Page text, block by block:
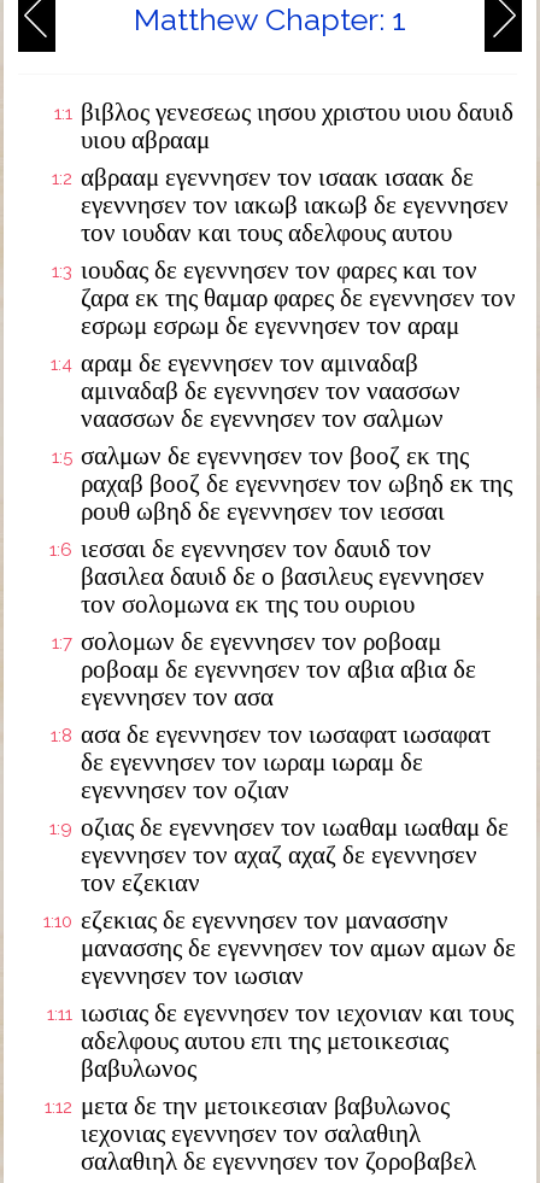
Matthew Chapter: 1
1:1 βιβλος γενεσεως ιησου χριστου υιου δαυιδ
υιου αβρααμ
1:2 αβρααμ εγεννησεν τον ισαακ ισαακ δε
εγεννησεν τον ιακωβ ιακωβ δε εγεννησεν
τον ιουδαν και τους αδελφους αυτου
1:3 ιουδας δε εγεννησεν τον φαρες και τον
ζαρα εκ της θαμαρ φαρες δε εγεννησεν τον
εσρωμ εσρωμ δε εγεννησεν τον αραμ
1:4 αραμ δε εγεννησεν τον αμιναδαβ
αμιναδαβ δε εγεννησεν τον ναασσων
ναασσων δε εγεννησεν τον σαλμων
1:5 σαλμων δε εγεννησεν τον βοοζ εκ της
ραχαβ βοοζ δε εγεννησεν τον ωβηδ εκ της
ρουθ ωβηδ δε εγεννησεν τον ιεσσαι
1:6 ιεσσαι δε εγεννησεν τον δαυιδ τον
βασιλεα δαυιδ δε ο βασιλευς εγεννησεν
τον σολομωνα εκ της του ουριου
1:7 σολομων δε εγεννησεν τον ροβοαμ
ροβοαμ δε εγεννησεν τον αβια αβια δε
εγεννησεν τον ασα
1:8 ασα δε εγεννησεν τον ιωσαφατ ιωσαφατ
δε εγεννησεν τον ιωραμ ιωραμ δε
εγεννησεν τον οζιαν
1:9 οζιας δε εγεννησεν τον ιωαθαμ ιωαθαμ δε
εγεννησεν τον αχαζ αχαζ δε εγεννησεν
τον εζεκιαν
1:10 εζεκιας δε εγεννησεν τον μανασσην
μανασσης δε εγεννησεν τον αμων αμων δε
εγεννησεν τον ιωσιαν
1:11 ιωσιας δε εγεννησεν τον ιεχονιαν και τους
αδελφους αυτου επι της μετοικεσιας
βαβυλωνος
1:12 μετα δε την μετοικεσιαν βαβυλωνος
ιεχονιας εγεννησεν τον σαλαθιηλ
σαλαθιηλ δε εγεννησεν τον ζοροβαβελ